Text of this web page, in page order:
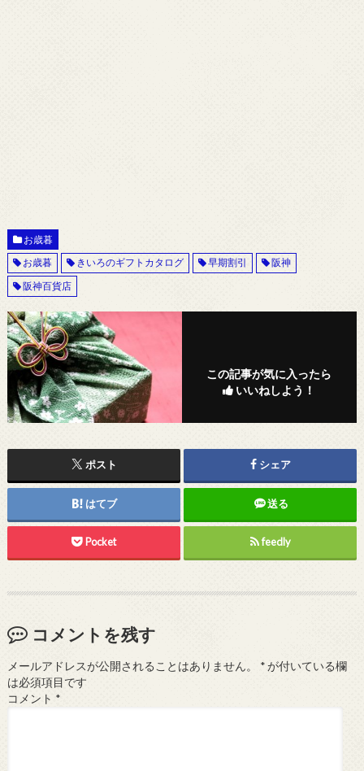
お歳暮
お歳暮
きいろのギフトカタログ 早期割引
阪神
阪神百貨店
この記事が気に入ったら
いいねしよう！
ポスト シェア
はてブ 送る
Pocket feedly
コメントを残す
メールアドレスが公開されることはありません。 *が付いている欄
は必須項目です
コメント *